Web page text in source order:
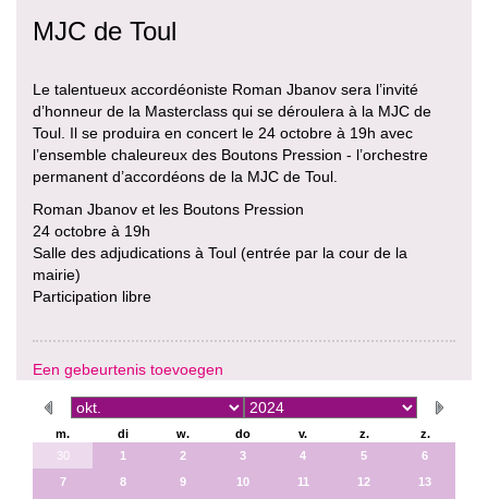
MJC de Toul
Le talentueux accordéoniste Roman Jbanov sera l’invité
d’honneur de la Masterclass qui se déroulera à la MJC de
Toul. Il se produira en concert le 24 octobre à 19h avec
l’ensemble chaleureux des Boutons Pression - l’orchestre
permanent d’accordéons de la MJC de Toul.
Roman Jbanov et les Boutons Pression
24 octobre à 19h
Salle des adjudications à Toul (entrée par la cour de la
mairie)
Participation libre
Een gebeurtenis toevoegen
m. di w. do v. z.
z.
30
1 2 3 4 5
6
7
8 9 10 11 12
13